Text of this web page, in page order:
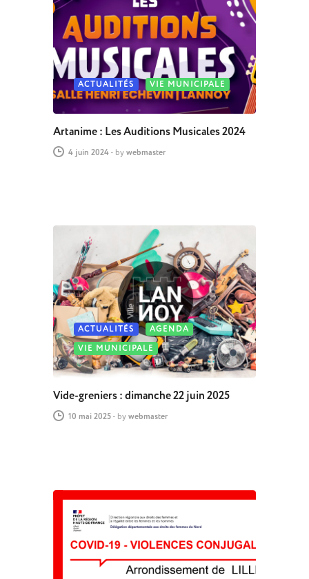
ACTUALITÉS VIE MUNICIPALE
Artanime : Les Auditions Musicales 2024
4 juin 2024- by webmaster
ACTUALITÉS
AGENDA
VIE MUNICIPALE
Vide-greniers : dimanche 22 juin 2025
10 mai 2025- by webmaster